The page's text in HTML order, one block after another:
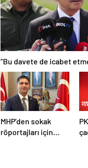
“Bu davete de icabet
MHP’den sokak
röportajları için